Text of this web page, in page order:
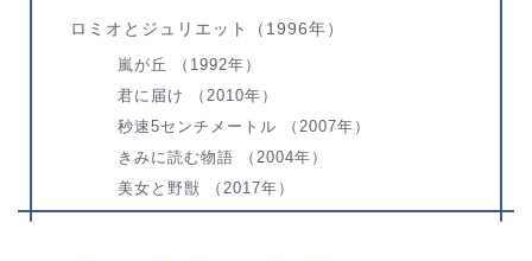
ロミオとジュリエット（1996年）
嵐が丘 （1992年）
君に届け （2010年）
秒速5センチメートル （2007年）
きみに読む物語 （2004年）
美女と野獣 （2017年）